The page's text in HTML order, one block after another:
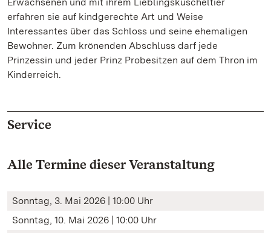
erfahren sie auf kindgerechte Art und Weise
Interessantes über das Schloss und seine ehemaligen
Bewohner. Zum krönenden Abschluss darf jede
Prinzessin und jeder Prinz Probesitzen auf dem Thron im
Kinderreich.
Service
Alle Termine dieser Veranstaltung
Sonntag, 3. Mai 2026 | 10:00 Uhr
Sonntag, 10. Mai 2026 | 10:00 Uhr